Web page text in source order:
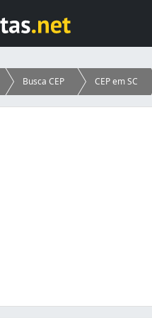
Busca CEP CEP em SC